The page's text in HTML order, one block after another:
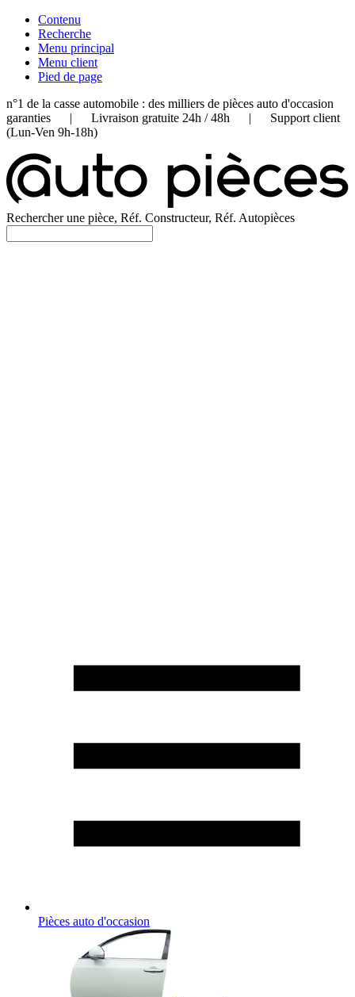
Contenu
Recherche
Menu principal
Menu client
Pied de page
n°1 de la casse automobile : des milliers de pièces auto d'occasion
garanties | Livraison gratuite 24h / 48h | Support client
(Lun-Ven 9h-18h)
Rechercher une pièce, Réf. Constructeur, Réf. Autopièces
Pièces auto d'occasion